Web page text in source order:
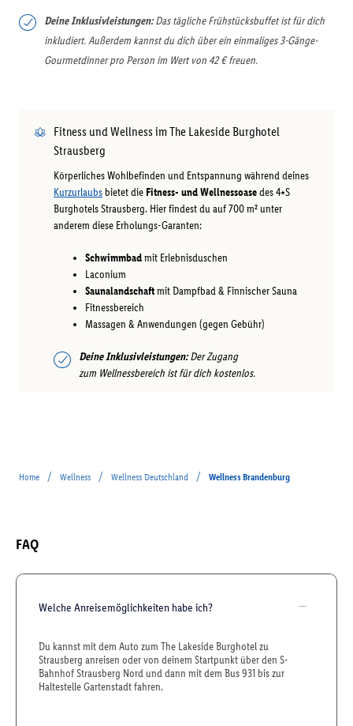
Deine Inklusivleistungen:Das tägliche Frühstücksbuffet ist für dich
inkludiert. Außerdem kannst du dich über ein einmaliges 3-Gänge-
Gourmetdinner pro Person im Wert von 42 € freuen.
Fitness und Wellness im The Lakeside Burghotel
Strausberg
Körperliches Wohlbefinden und Entspannung während deines
Kurzurlaubs bietet die Fitness- und Wellnessoasedes 4⭑S
Burghotels Strausberg. Hier findest du auf 700 m² unter
anderem diese Erholungs-Garanten:
Schwimmbadmit Erlebnisduschen
Laconium
Saunalandschaftmit Dampfbad & Finnischer Sauna
Fitnessbereich
Massagen & Anwendungen (gegen Gebühr)
Deine Inklusivleistungen:Der Zugang
zum Wellnessbereich ist für dich kostenlos.
Home / Wellness / Wellness Deutschland / Wellness Brandenburg
FAQ
Welche Anreisemöglichkeiten habe ich?
Du kannst mit dem Auto zum The Lakeside Burghotel zu
Strausberg anreisen oder von deinem Startpunkt über den S-
Bahnhof Strausberg Nord und dann mit dem Bus 931 bis zur
Haltestelle Gartenstadt fahren.